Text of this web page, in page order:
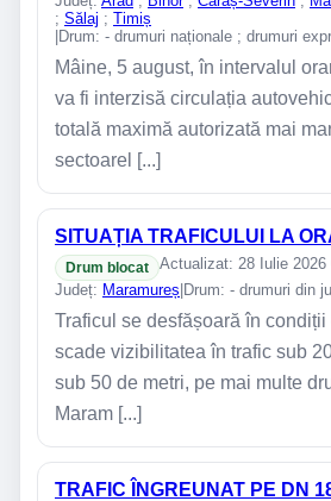
; Sălaj ; Timiș
Drum: - drumuri naționale ; drumuri
Mâine, 5 august, în intervalul
va fi interzisă circulația
totală maximă autorizată mai
sectoarel [...]
SITUAȚIA TRAFICULUI LA
Drum blocat Actualizat: 28 Iulie 2026
Județ: Maramureș|Drum: - drumuri din
Traficul se desfășoară în condiții
scade vizibilitatea în trafic sub
sub 50 de metri, pe mai multe
Maram [...]
TRAFIC ÎNGREUNAT PE DN